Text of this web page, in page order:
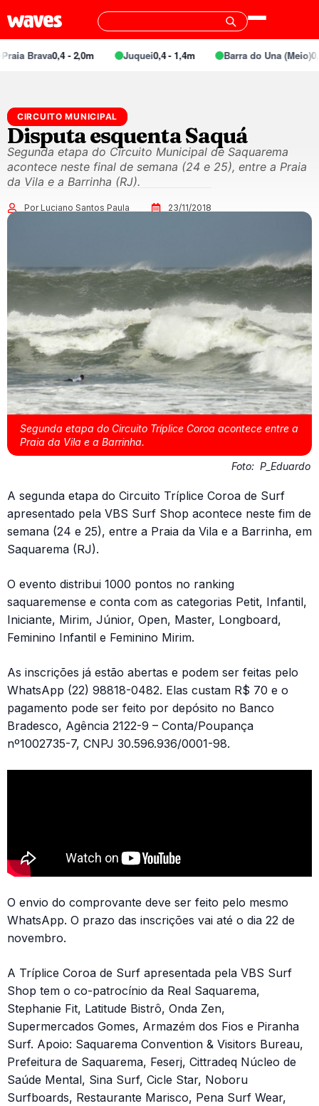
Brava0,4 - 2,0m Juquei0,4 - 1,4m Barra do Una (Meio)0,3
CIRCUITO MUNICIPAL
Disputa esquenta Saquá
Segunda etapa do Circuito Municipal de Saquarema
acontece neste final de semana (24 e 25), entre a Praia
da Vila e a Barrinha (RJ).
Por Luciano Santos Paula 23/11/2018
Segunda etapa do Circuito Tríplice Coroa acontece entre a
Praia da Vila e a Barrinha.
Foto: P_Eduardo
A segunda etapa do Circuito Tríplice Coroa de Surf
apresentado pela VBS Surf Shop acontece neste fim de
semana (24 e 25), entre a Praia da Vila e a Barrinha, em
Saquarema (RJ).
O evento distribui 1000 pontos no ranking
saquaremense e conta com as categorias Petit, Infantil,
Iniciante, Mirim, Júnior, Open, Master, Longboard,
Feminino Infantil e Feminino Mirim.
As inscrições já estão abertas e podem ser feitas pelo
WhatsApp (22) 98818-0482. Elas custam R$ 70 e o
pagamento pode ser feito por depósito no Banco
Bradesco, Agência 2122-9 – Conta/Poupança
nº1002735-7, CNPJ 30.596.936/0001-98.
O envio do comprovante deve ser feito pelo mesmo
WhatsApp. O prazo das inscrições vai até o dia 22 de
novembro.
A Tríplice Coroa de Surf apresentada pela VBS Surf
Shop tem o co-patrocínio da Real Saquarema,
Stephanie Fit, Latitude Bistrô, Onda Zen,
Supermercados Gomes, Armazém dos Fios e Piranha
Surf. Apoio: Saquarema Convention & Visitors Bureau,
Prefeitura de Saquarema, Feserj, Cittradeq Núcleo de
Saúde Mental, Sina Surf, Cicle Star, Noboru
Surfboards, Restaurante Marisco, Pena Surf Wear,